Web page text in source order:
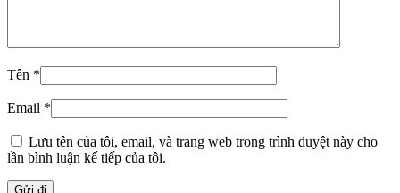
Tên *
Email *
Lưu tên của tôi, email, và trang web trong trình duyệt này cho
lần bình luận kế tiếp của tôi.